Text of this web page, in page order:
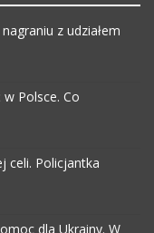
z udziałem
w Polsce. Co
celi. Policjantka
dla Ukrainy. W